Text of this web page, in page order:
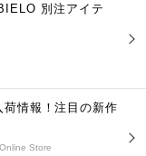
荷情報！注目の新作
Store